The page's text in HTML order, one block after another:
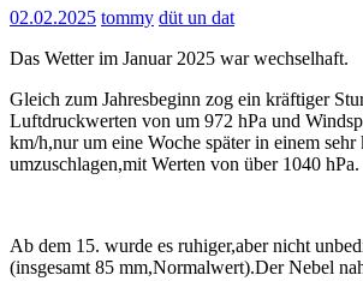
02.02.2025 tommy düt un dat
Das Wetter im Januar 2025 war wechselhaft.
Gleich zum Jahresbeginn zog ein kräftiger
Luftdruckwerten von um 972 hPa und
km/h,nur um eine Woche später in einem
umzuschlagen,mit Werten von über 1040 hPa.
Ab dem 15. wurde es ruhiger,aber nicht
(insgesamt 85 mm,Normalwert).Der Nebel